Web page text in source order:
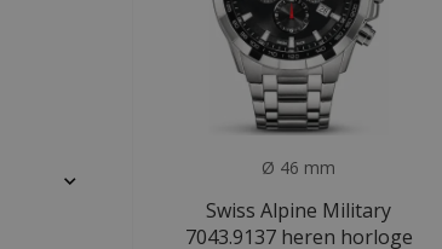
Ø 46 mm
Swiss Alpine Military
7043.9137 heren horloge